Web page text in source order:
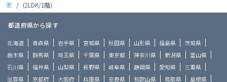
家 / (2LDK/1階)
都道府県から探す
北海道 青森県 岩手県 宮城県 秋田県 山形県 福島県
茨城県
栃木県
群馬県 埼玉県 千葉県 東京都 神奈川県 新潟県
富山県
石川県
福井県 山梨県 長野県 岐阜県 静岡県 愛知県
三重県
滋賀県
京都府 大阪府 兵庫県 奈良県 和歌山県 鳥取県 島根県